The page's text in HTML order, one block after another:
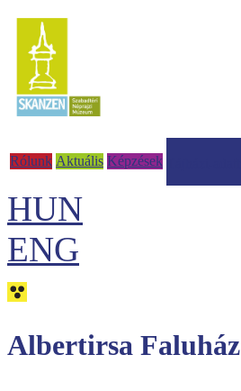
Rólunk Aktuális Képzések
HUN
ENG
Albertirsa Faluház